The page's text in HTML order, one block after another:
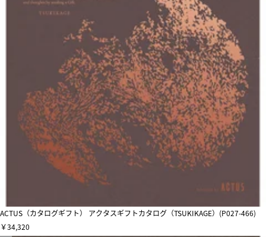
ACTUS（カタログギフト） アクタスギフトカタログ（TSUKIKAGE）(P027-466)
￥34,320